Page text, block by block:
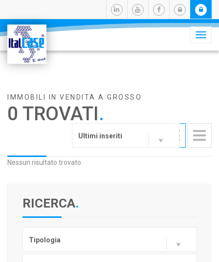
IMMOBILI IN VENDITA A GROSSO
0 TROVATI.
Ultimi inseriti
Nessun risultato trovato
RICERCA.
Tipologia